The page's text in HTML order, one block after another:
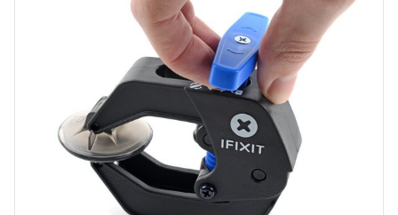
Abbrechen Kommentieren